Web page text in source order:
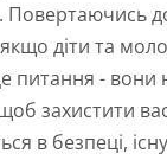
Повертаючись
діти та
питання - вони
захистити
в безпеці,